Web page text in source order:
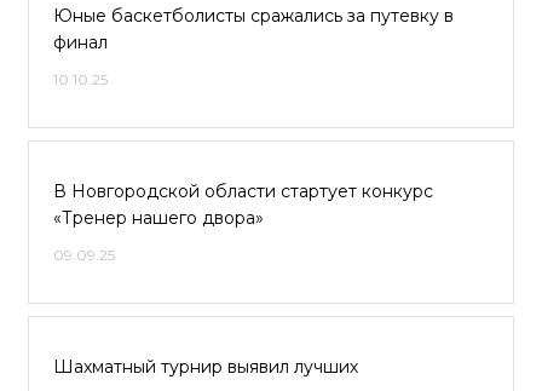
Юные баскетболисты сражались за путевку в
финал
10.10.25
В Новгородской области стартует конкурс
«Тренер нашего двора»
09.09.25
Шахматный турнир выявил лучших